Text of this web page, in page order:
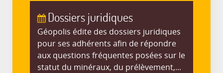
Dossiers juridiques
Géopolis édite des dossiers juridiques
pour ses adhérents afin de répondre
aux questions fréquentes posées sur le
statut du minéraux, du prélèvement,...